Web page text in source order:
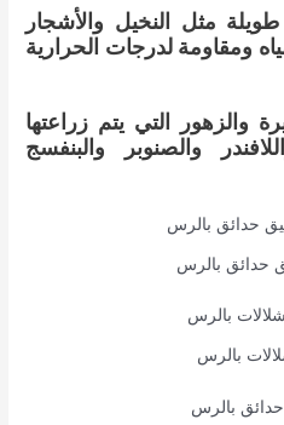
مثل النخيل والأشجار
ومقاومة لدرجات الحرارية
والزهور التي يتم زراعتها
والصنوبر والبنفسج
حدائق بالرس
بالرس